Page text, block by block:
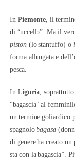
In Piemonte , il
di “uccello”. Ma il
piston (lo stantuffo) o
forma allungata e
pesca.
In Liguria ,
“bagascia” al
un termine goliardico
spagnolo bagasa
di genere ha creato un
sta con la bagascia”.